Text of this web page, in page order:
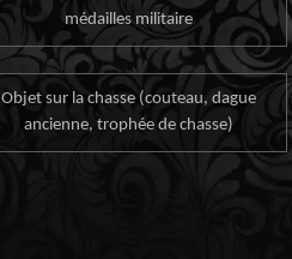
médailles militaire
Objet sur la chasse (couteau, dague
ancienne, trophée de chasse)